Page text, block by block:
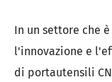
In un settore che
l'innovazione e
di portautensili